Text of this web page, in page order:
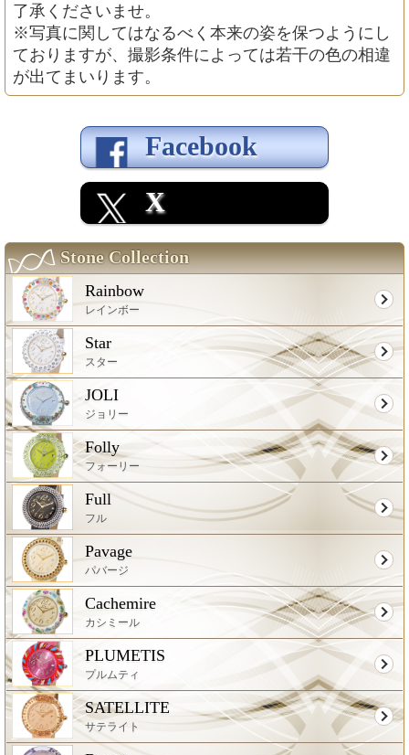
了承くださいませ。
※写真に関してはなるべく本来の姿を保つようにし
ておりますが、撮影条件によっては若干の色の相違
が出てまいります。
Facebook
X
Stone Collection
Rainbow
レインボー
Star
スター
JOLI
ジョリー
Folly
フォーリー
Full
フル
Pavage
パバージ
Cachemire
カシミール
PLUMETIS
プルムティ
SATELLITE
サテライト